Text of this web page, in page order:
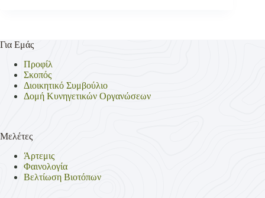
Για Εμάς
Προφίλ
Σκοπός
Διοικητικό Συμβούλιο
Δομή Κυνηγετικών Οργανώσεων
Μελέτες
Άρτεμις
Φαινολογία
Βελτίωση Βιοτόπων